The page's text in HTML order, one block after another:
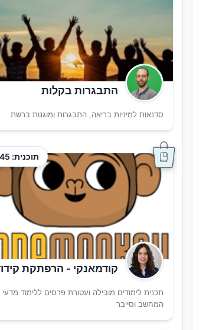
התבגרות בקלות
סדנאות למיניות בריאה, התבגרות ומוגנות ברשת
תוכנית: 12845
קודמאנקי - הרפתקת
תכנית לימודים מובילה ועטורת פרסים ללימוד מדעי
המחשב וסייבר